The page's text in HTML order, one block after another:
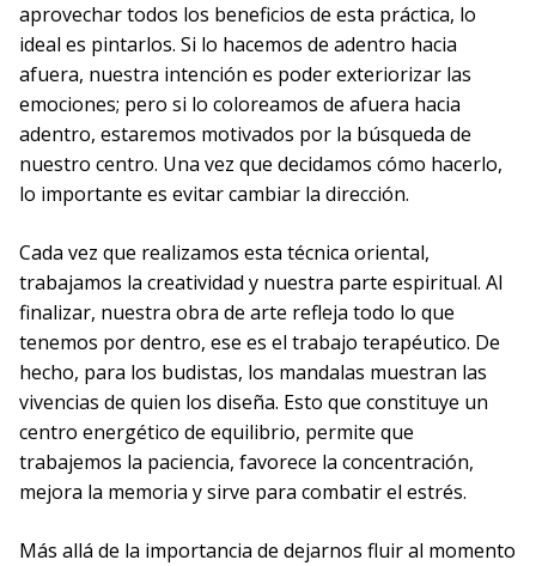
aprovechar todos los beneficios de esta práctica, lo
ideal es pintarlos. Si lo hacemos de adentro hacia
afuera, nuestra intención es poder exteriorizar las
emociones; pero si lo coloreamos de afuera hacia
adentro, estaremos motivados por la búsqueda de
nuestro centro. Una vez que decidamos cómo hacerlo,
lo importante es evitar cambiar la dirección.
Cada vez que realizamos esta técnica oriental,
trabajamos la creatividad y nuestra parte espiritual. Al
finalizar, nuestra obra de arte refleja todo lo que
tenemos por dentro, ese es el trabajo terapéutico. De
hecho, para los budistas, los mandalas muestran las
vivencias de quien los diseña. Esto que constituye un
centro energético de equilibrio, permite que
trabajemos la paciencia, favorece la concentración,
mejora la memoria y sirve para combatir el estrés.
Más allá de la importancia de dejarnos fluir al momento